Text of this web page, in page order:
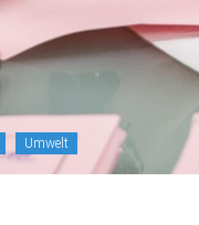
Umwelt